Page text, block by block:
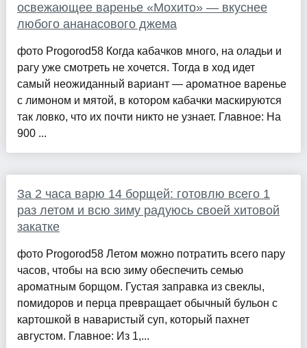
освежающее варенье «Мохито» — вкуснее
любого ананасового джема
фото Progorod58 Когда кабачков много, на оладьи и
рагу уже смотреть не хочется. Тогда в ход идет
самый неожиданный вариант — ароматное варенье
с лимоном и мятой, в котором кабачки маскируются
так ловко, что их почти никто не узнает. Главное: На
900 ...
За 2 часа варю 14 борщей: готовлю всего 1
раз летом и всю зиму радуюсь своей хитовой
закатке
фото Progorod58 Летом можно потратить всего пару
часов, чтобы на всю зиму обеспечить семью
ароматным борщом. Густая заправка из свеклы,
помидоров и перца превращает обычный бульон с
картошкой в наваристый суп, который пахнет
августом. Главное: Из 1,...